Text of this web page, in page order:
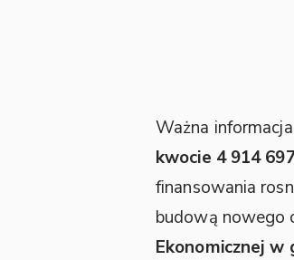
Ważna
kwocie 4 914
finansowania
budową nowego
Ekonomicznej w